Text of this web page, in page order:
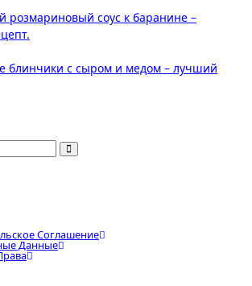
розмариновый соус к баранине –
блинчики с сыром и медом – лучший
Соглашение
Данные